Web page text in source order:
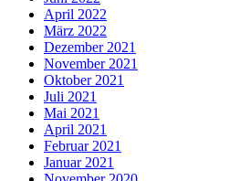
April 2022
März 2022
Dezember 2021
November 2021
Oktober 2021
Juli 2021
Mai 2021
April 2021
Februar 2021
Januar 2021